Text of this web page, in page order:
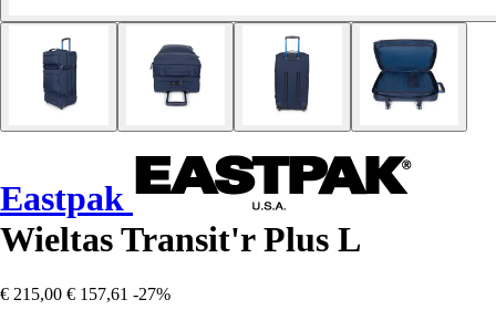
Eastpak
Wieltas Transit'r Plus L
€ 215,00 € 157,61 -27%